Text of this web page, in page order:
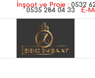
İnşaat ve Proje : 0532
0535 284 04 33 E-